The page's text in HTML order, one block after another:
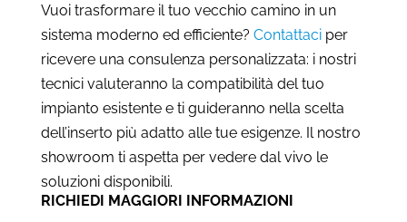
Vuoi trasformare il tuo vecchio camino in un
sistema moderno ed efficiente? Contattaciper
ricevere una consulenza personalizzata: i nostri
tecnici valuteranno la compatibilità del tuo
impianto esistente e ti guideranno nella scelta
dell’inserto più adatto alle tue esigenze. Il nostro
showroom ti aspetta per vedere dal vivo le
soluzioni disponibili.
RICHIEDI MAGGIORI INFORMAZIONI